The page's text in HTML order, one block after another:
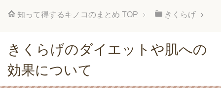
知って得するキノコのまとめ TOP きくらげ
きくらげのダイエットや肌への
効果について